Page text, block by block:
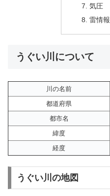
気圧
雷情報
うぐい川について
川の名前
都道府県
都市名
緯度
経度
うぐい川の地図